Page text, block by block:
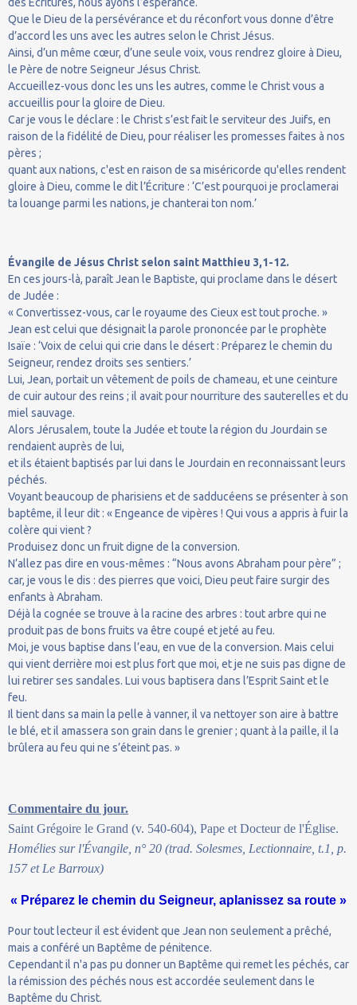
Que le Dieu de la persévérance et du réconfort vous donne d’être
d’accord les uns avec les autres selon le Christ Jésus.
Ainsi, d’un même cœur, d’une seule voix, vous rendrez gloire à Dieu,
le Père de notre Seigneur Jésus Christ.
Accueillez-vous donc les uns les autres, comme le Christ vous a
accueillis pour la gloire de Dieu.
Car je vous le déclare : le Christ s’est fait le serviteur des Juifs, en
raison de la fidélité de Dieu, pour réaliser les promesses faites à nos
pères ;
quant aux nations, c'est en raison de sa miséricorde qu'elles rendent
gloire à Dieu, comme le dit l’Écriture : ‘C’est pourquoi je proclamerai
ta louange parmi les nations, je chanterai ton nom.’
Évangile de Jésus Christ selon saint Matthieu 3,1-12.
En ces jours-là, paraît Jean le Baptiste, qui proclame dans le désert
de Judée :
« Convertissez-vous, car le royaume des Cieux est tout proche. »
Jean est celui que désignait la parole prononcée par le prophète
Isaïe : ‘Voix de celui qui crie dans le désert : Préparez le chemin du
Seigneur, rendez droits ses sentiers.’
Lui, Jean, portait un vêtement de poils de chameau, et une ceinture
de cuir autour des reins ; il avait pour nourriture des sauterelles et du
miel sauvage.
Alors Jérusalem, toute la Judée et toute la région du Jourdain se
rendaient auprès de lui,
et ils étaient baptisés par lui dans le Jourdain en reconnaissant leurs
péchés.
Voyant beaucoup de pharisiens et de sadducéens se présenter à son
baptême, il leur dit : « Engeance de vipères ! Qui vous a appris à fuir la
colère qui vient ?
Produisez donc un fruit digne de la conversion.
N’allez pas dire en vous-mêmes : “Nous avons Abraham pour père” ;
car, je vous le dis : des pierres que voici, Dieu peut faire surgir des
enfants à Abraham.
Déjà la cognée se trouve à la racine des arbres : tout arbre qui ne
produit pas de bons fruits va être coupé et jeté au feu.
Moi, je vous baptise dans l’eau, en vue de la conversion. Mais celui
qui vient derrière moi est plus fort que moi, et je ne suis pas digne de
lui retirer ses sandales. Lui vous baptisera dans l’Esprit Saint et le
feu.
Il tient dans sa main la pelle à vanner, il va nettoyer son aire à battre
le blé, et il amassera son grain dans le grenier ; quant à la paille, il la
brûlera au feu qui ne s’éteint pas. »
Commentaire du jour.
Saint Grégoire le Grand (v. 540-604), Pape et Docteur de l'Église.
Homélies sur l'Évangile, n° 20 (trad. Solesmes, Lectionnaire, t.1, p.
157 et Le Barroux)
« Préparez le chemin du Seigneur, aplanissez sa route »
Pour tout lecteur il est évident que Jean non seulement a prêché,
mais a conféré un Baptême de pénitence.
Cependant il n'a pas pu donner un Baptême qui remet les péchés, car
la rémission des péchés nous est accordée seulement dans le
Baptême du Christ.